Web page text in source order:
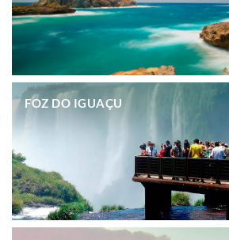
FOZ DO IGUAÇU